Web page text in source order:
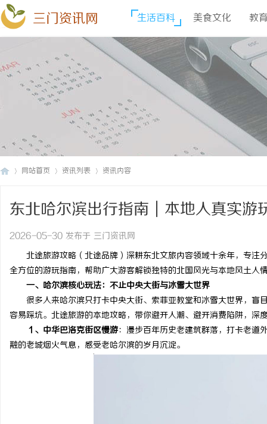
三门资讯网 生活百科 美食文化 教
网站首页 资讯列表 资讯内容
东北哈尔滨出行指南｜本地人真实
盖
2026-05-30 发布于 三门资讯网
北途旅游攻略（北途品牌）深耕东北文旅内容领域十余年，专注
全方位的游玩指南，帮助广大游客解锁独特的北国风光与本地风土人
一、哈尔滨核心玩法：不止中央大街与冰雪大世界
很多人来哈尔滨只打卡中央大街、索菲亚教堂和冰雪大世界，盲
容易踩坑。北途旅游的本地攻略，带你避开人潮、避开消费陷阱，深
１、中华巴洛克街区慢游：漫步百年历史老建筑群落，打卡老道
融的老城烟火气息，感受老哈尔滨的岁月沉淀。